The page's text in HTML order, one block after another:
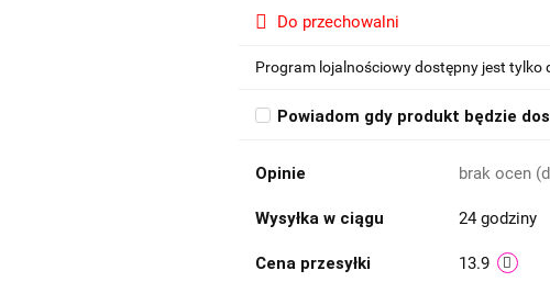
Do przechowalni
Program lojalnościowy dostępny jest tylko
Powiadom gdy produkt będzie
Opinie brak ocen
Wysyłka w ciągu 24 godziny
Cena przesyłki 13.9